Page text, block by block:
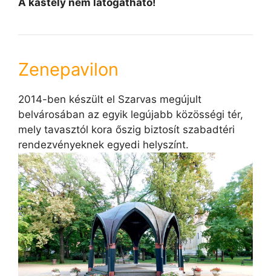
A kastély nem látogatható!
Zenepavilon
2014-ben készült el Szarvas megújult
belvárosában az egyik legújabb közösségi tér,
mely tavasztól kora őszig biztosít szabadtéri
rendezvényeknek egyedi helyszínt.